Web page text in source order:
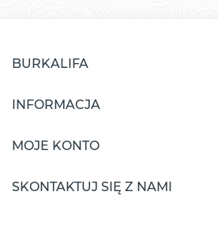
BURKALIFA
INFORMACJA
MOJE KONTO
SKONTAKTUJ SIĘ Z NAMI